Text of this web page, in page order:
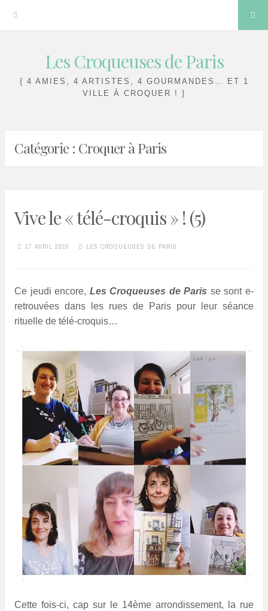
Les Croqueuses de Paris
{ 4 AMIES, 4 ARTISTES, 4 GOURMANDES… ET 1
VILLE À CROQUER ! }
Catégorie : Croquer à Paris
Vive le « télé-croquis » ! (5)
17 AVRIL 2020 LES CROQUEUSES DE PARIS
Ce jeudi encore, Les Croqueuses de Paris se sont e-
retrouvées dans les rues de Paris pour leur séance
rituelle de télé-croquis…
Cette fois-ci, cap sur le 14ème arrondissement, la rue